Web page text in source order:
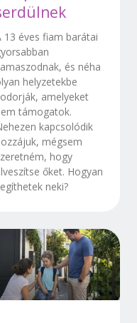
13 éves fiam barátai
és néha
helyzetekbe
amelyeket
támogatok.
kapcsolódik
mégsem
hogy
őket. Hogyan
neki?